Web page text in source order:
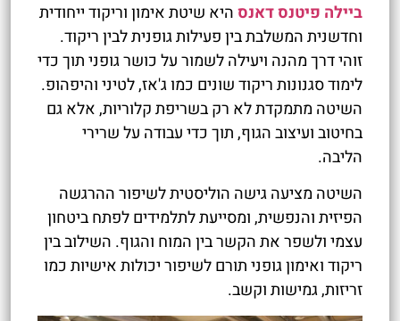
ביילה פיטנס דאנסהיא שיטת אימון וריקוד ייחודית
וחדשנית המשלבת בין פעילות גופנית לבין ריקוד.
זוהי דרך מהנה ויעילה לשמור על כושר גופני תוך כדי
לימוד סגנונות ריקוד שונים כמו ג'אז, לטיני והיפהופ.
השיטה מתמקדת לא רק בשריפת קלוריות, אלא גם
בחיטוב ועיצוב הגוף, תוך כדי עבודה על שרירי
הליבה.
השיטה מציעה גישה הוליסטית לשיפור ההרגשה
הפיזית והנפשית, ומסייעת לתלמידים לפתח ביטחון
עצמי ולשפר את הקשר בין המוח והגוף. השילוב בין
ריקוד ואימון גופני תורם לשיפור יכולות אישיות כמו
זריזות, גמישות וקשב.